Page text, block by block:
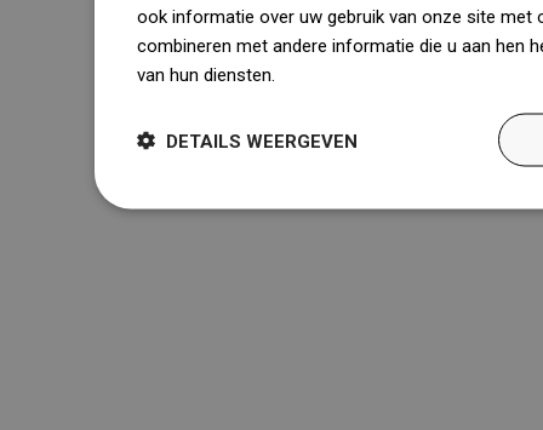
ook informatie over uw gebruik van onze site met
combineren met andere informatie die u aan hen
van hun diensten.
DETAILS WEERGEVEN